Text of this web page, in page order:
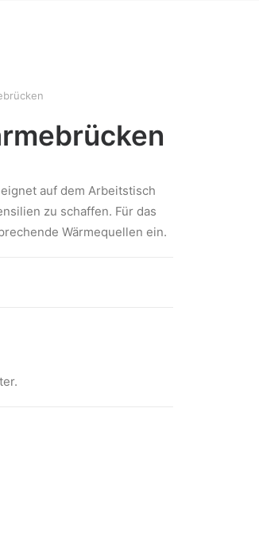
auf dem Arbeitstisch
zu schaffen. Für das
Wärmequellen ein.